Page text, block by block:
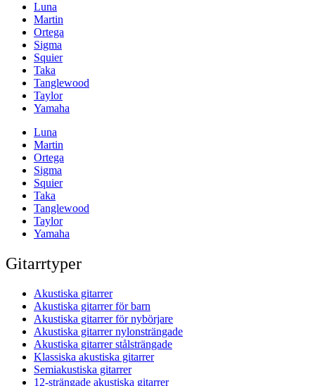
Luna
Martin
Ortega
Sigma
Squier
Taka
Tanglewood
Taylor
Yamaha
Luna
Martin
Ortega
Sigma
Squier
Taka
Tanglewood
Taylor
Yamaha
Gitarrtyper
Akustiska gitarrer
Akustiska gitarrer för barn
Akustiska gitarrer för nybörjare
Akustiska gitarrer nylonsträngade
Akustiska gitarrer stålsträngade
Klassiska akustiska gitarrer
Semiakustiska gitarrer
12-strängade akustiska gitarrer